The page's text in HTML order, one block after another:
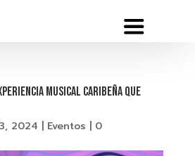
musical caribeña que
2024 Eventos
0